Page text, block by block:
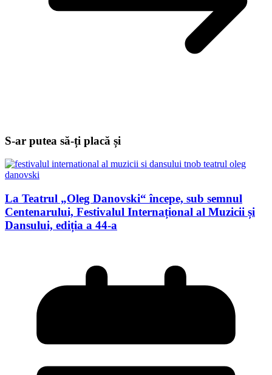
S-ar putea să-ți placă și
La Teatrul „Oleg Danovski“ începe, sub semnul
Centenarului, Festivalul Internațional al Muzicii și
Dansului, ediția a 44-a